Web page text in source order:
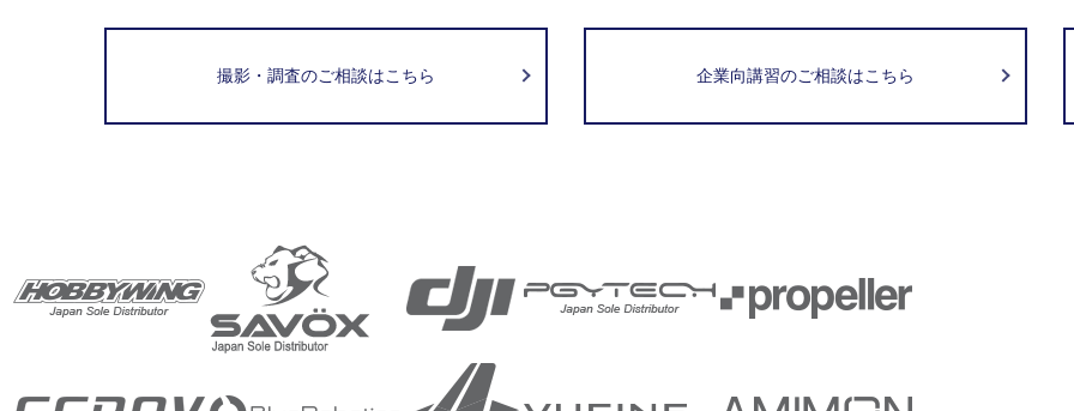
撮影・調査のご相談はこちら 企業向講習のご相談はこちら